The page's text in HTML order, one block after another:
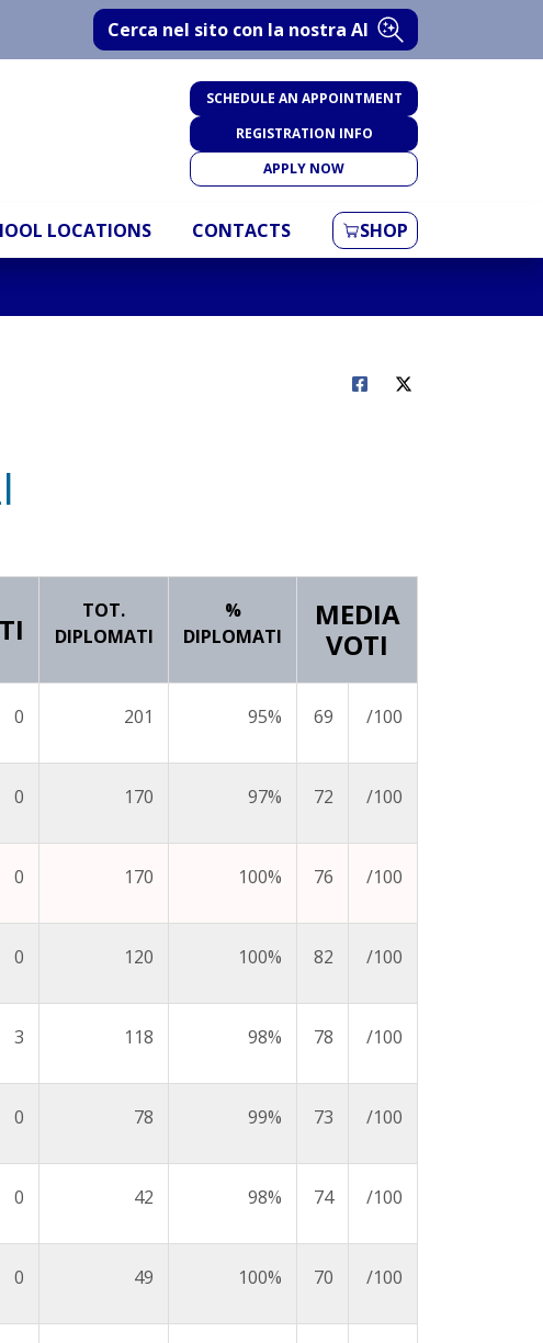
Cerca nel sito con la nostra AI
SCHEDULE AN APPOINTMENT
REGISTRATION INFO
APPLY NOW
LOCATIONS CONTACTS SHOP
TOT.
DIPLOMATI
%
DIPLOMATI
MEDIA
VOTI
0 201 95% 69 /100
0 170 97% 72 /100
0 170 100% 76 /100
0 120 100% 82 /100
3 118 98% 78 /100
0 78 99% 73 /100
0 42 98% 74 /100
0 49 100% 70 /100